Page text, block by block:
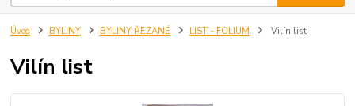
Úvod BYLINY BYLINY ŘEZANÉ LIST - FOLIUM Vilín list
Vilín list
4% za registraci do našeho e shopu
Stačí zadat váš email
Přeji si odebírat novinky e-mailem dlepodmínek zpracování osobních